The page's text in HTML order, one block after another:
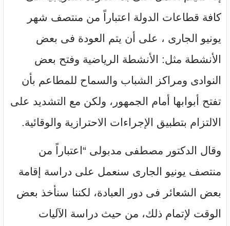
كافة قطاعات الدولة اعتباراً من منتصف شهر
يونيو الجارى ، على أن يتم العودة فى بعض
الأنشطة مثل: الأنشطة الرياضية وفتح بعض
النوادى ومراكز الشباب والسماح للمطاعم بأن
تفتح أبوابها أمام الجمهور، ولكن مع التشديد على
الالتزام بتطبيق الإجراءات الاحترازية والوقائية.
وقال الدكتور مصطفى مدبولى “اعتباراً من
منتصف يونيو الجارى سنعمل على دراسة إقامة
بعض الشعائر فى دور العبادة، لكننا سنأخذ بعض
الوقت لإتمام ذلك، من حيث دراسة الآليات